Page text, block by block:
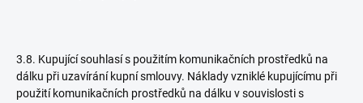
3.8. Kupující souhlasí s použitím komunikačních prostředků na
dálku při uzavírání kupní smlouvy. Náklady vzniklé kupujícímu při
použití komunikačních prostředků na dálku v souvislosti s